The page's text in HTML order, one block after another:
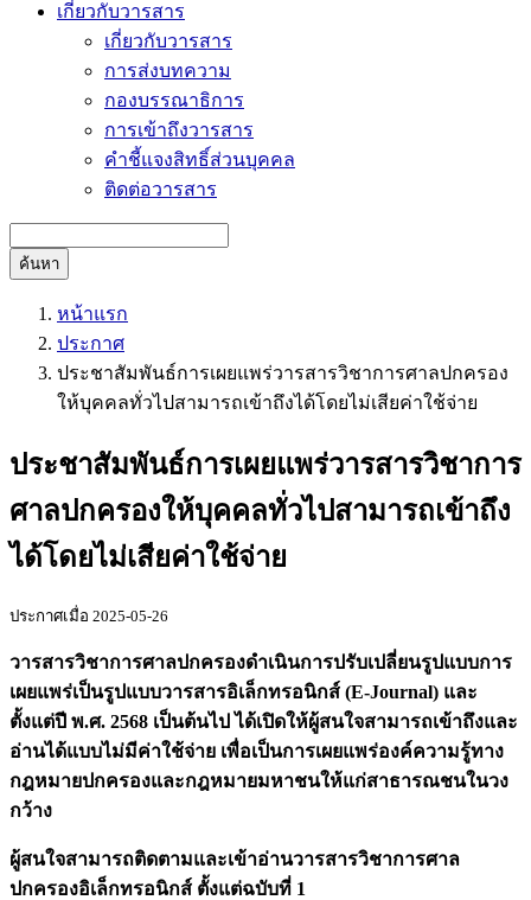
เกี่ยวกับวารสาร
เกี่ยวกับวารสาร
การส่งบทความ
กองบรรณาธิการ
การเข้าถึงวารสาร
คำชี้แจงสิทธิ์ส่วนบุคคล
ติดต่อวารสาร
ค้นหา
หน้าแรก
ประกาศ
ประชาสัมพันธ์การเผยแพร่วารสารวิชาการศาลปกครอง
ให้บุคคลทั่วไปสามารถเข้าถึงได้โดยไม่เสียค่าใช้จ่าย
ประชาสัมพันธ์การเผยแพร่วารสารวิชาการ
ศาลปกครองให้บุคคลทั่วไปสามารถเข้าถึง
ได้โดยไม่เสียค่าใช้จ่าย
ประกาศเมื่อ 2025-05-26
วารสารวิชาการศาลปกครองดำเนินการปรับเปลี่ยนรูปแบบการ
เผยแพร่เป็นรูปแบบวารสารอิเล็กทรอนิกส์ (E-Journal) และ
ตั้งแต่ปี พ.ศ. 2568 เป็นต้นไป ได้เปิดให้ผู้สนใจสามารถเข้าถึงและ
อ่านได้แบบไม่มีค่าใช้จ่าย เพื่อเป็นการเผยแพร่องค์ความรู้ทาง
กฎหมายปกครองและกฎหมายมหาชนให้แก่สาธารณชนในวง
กว้าง
ผู้สนใจสามารถติดตามและเข้าอ่านวารสารวิชาการศาล
ปกครองอิเล็กทรอนิกส์ ตั้งแต่ฉบับที่ 1